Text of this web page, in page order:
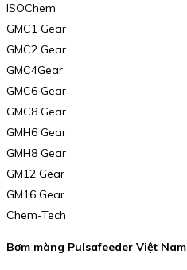
ISOChem
GMC1 Gear
GMC2 Gear
GMC4Gear
GMC6 Gear
GMC8 Gear
GMH6 Gear
GMH8 Gear
GM12 Gear
GM16 Gear
Chem-Tech
Bơm màng Pulsafeeder Việt Nam